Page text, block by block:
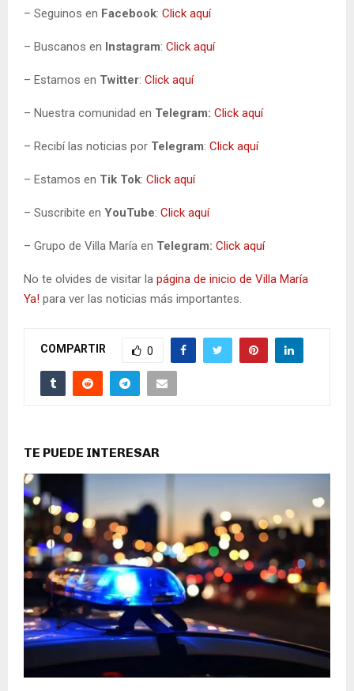
– Seguinos en Facebook: Click aquí
– Buscanos en Instagram: Click aquí
– Estamos en Twitter: Click aquí
– Nuestra comunidad en Telegram: Click aquí
– Recibí las noticias por Telegram: Click aquí
– Estamos en Tik Tok: Click aquí
– Suscribite en YouTube: Click aquí
– Grupo de Villa María en Telegram: Click aquí
No te olvides de visitar la página de inicio de Villa María
Ya! para ver las noticias más importantes.
COMPARTIR 0
TE PUEDE INTERESAR